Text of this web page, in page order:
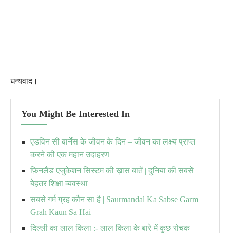
धन्यवाद।
You Might Be Interested In
एडविन सी बार्नेस के जीवन के दिन – जीवन का लक्ष्य प्राप्त
करने की एक महान उदाहरण
फ़िनलैंड एजुकेशन सिस्टम की ख़ास बातें | दुनिया की सबसे
बेहतर शिक्षा व्यवस्था
सबसे गर्म ग्रह कौन सा है | Saurmandal Ka Sabse Garm
Grah Kaun Sa Hai
दिल्ली का लाल किला :- लाल किला के बारे में कुछ रोचक